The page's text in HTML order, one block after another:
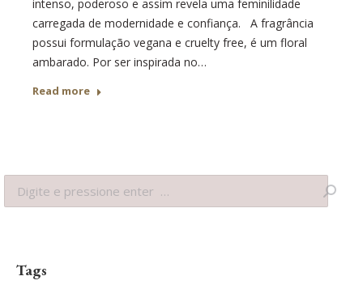
intenso, poderoso e assim revela uma feminilidade
carregada de modernidade e confiança. A fragrância
possui formulação vegana e cruelty free, é um floral
ambarado. Por ser inspirada no…
Read more
Search:
Tags